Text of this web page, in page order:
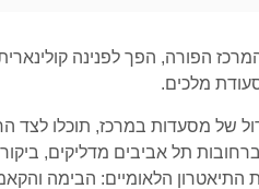
הפורה, הפך לפנינה
מלכים.
של מסעדות במרכז, תוכלו לצד
ברחובות תל אביבים מדליקים,
התיאטרון הלאומיים: הבימה